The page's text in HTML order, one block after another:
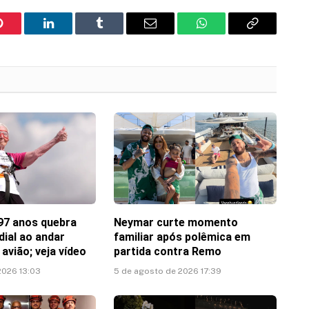
LinkedIn Tumblr Email WhatsAppCopy
anos quebra
ao andar
veja vídeo
13:03
Neymar curte momento
familiar após polêmica em
partida contra Remo
5 de agosto de 2026 17:39